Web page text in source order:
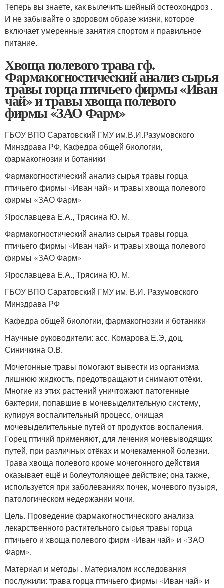
Теперь вы знаете, как вылечить шейный остеохондроз .
И не забывайте о здоровом образе жизни, которое
включает умеренные занятия спортом и правильное
питание.
Хвоща полевого трава гф.
Фaрмaкогноcтичеcкий анализ сырья
травы горца птичьего фирмы «Иван
чай» и травы хвоща полевого
фирмы «ЗАО Фарм»
ГБОУ ВПО Саратовский ГМУ им.В.И.Разумовского
Минздрава РФ, Кафедра общей биологии,
фармакогнозии и ботаники
Фaрмaкогноcтичеcкий анализ сырья травы горца
птичьего фирмы «Иван чай» и травы хвоща полевого
фирмы «ЗАО Фарм»
Ярославцева Е.А., Трясина Ю. М.
Фaрмaкогноcтичеcкий анализ сырья травы горца
птичьего фирмы «Иван чай» и травы хвоща полевого
фирмы «ЗАО Фарм»
Ярославцева Е.А., Трясина Ю. М.
ГБОУ ВПО Саратовский ГМУ им. В.И. Разумовского
Минздрава РФ
Кафедра общей биологии, фармакогнозии и ботаники
Научные руководители: асс. Комарова Е.Э, доц.
Синичкина О.В.
Мочегонные травы помогают вывести из организма
лишнюю жидкость, предотвращают и снимают отёки.
Многие из этих растений уничтожают патогенные
бактерии, попавшие в мочевыделительную систему,
купируя воспалительный процесс, очищая
мочевыделительные путей от продуктов воспаления.
Горец птичий применяют, для лечения мочевыводящих
путей, при различных отёках и мочекаменной болезни.
Трава хвоща полевого кроме мочегонного действия
оказывает ещё и болеутоляющее действие; она также,
используется при заболеваниях почек, мочевого пузыря,
патологическом недержании мочи.
Цель. Проведение фармакогностического анализа
лекарственного растительного сырья травы горца
птичьего и хвоща полевого фирм «Иван чай» и «ЗАО
Фарм».
Материал и методы . Материалом исследования
послужили: трава горца птичьего фирмы «Иван чай» и